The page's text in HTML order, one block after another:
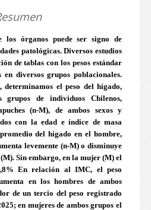
los órganos puede ser signo de
patológicas. Diversos estudios
de tablas con los pesos estándar
en diversos grupos poblacionales.
determinamos el peso del hígado,
de individuos Chilenos,
(n-M), de ambos sexos y
con la edad e índice de masa
del hígado en el hombre,
levemente (n-M) o disminuye
Sin embargo, en la mujer (M) el
En relación al IMC, el peso
en los hombres de ambos
de un tercio del peso registrado
en mujeres de ambos grupos el